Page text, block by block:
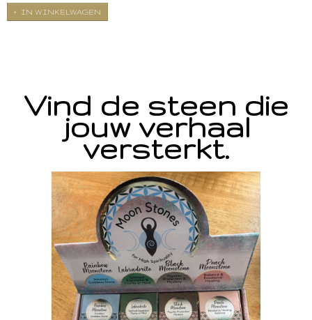
IN WINKELWAGEN
Vind de steen die
jouw verhaal
versterkt.